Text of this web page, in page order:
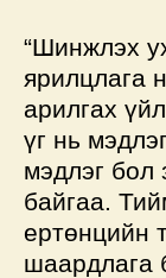
“Шинжлэх
ярилцлага
арилгах
үг нь
мэдлэг бол
байгаа.
ертөнцийн
шаардлага